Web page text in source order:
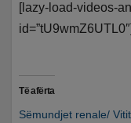
[lazy-load-videos-
id=”tU9wmZ6UTL0″]
Të afërta
Sëmundjet renale/ Vitit